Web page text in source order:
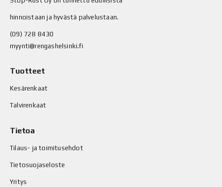
hinnoistaan ja hyvästä palvelustaan.
(09) 728 8430
myynti@rengashelsinki.fi
Tuotteet
Kesärenkaat
Talvirenkaat
Tietoa
Tilaus- ja toimitusehdot
Tietosuojaseloste
Yritys